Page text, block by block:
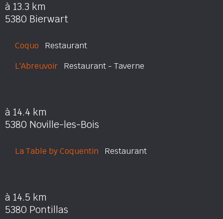
à 13.3 km
5380 Bierwart
Coquo Restaurant
L'Abreuvoir Restaurant - Taverne
à 14.4 km
5380 Noville-les-Bois
La Table by Coquentin Restaurant
à 14.5 km
5380 Pontillas